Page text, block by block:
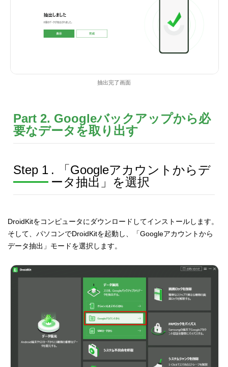
抽出完了画面
Part 2. Googleバックアップから必
要なデータを取り出す
Step 1 . 「Googleアカウントからデ
ータ抽出」を選択
DroidKitをコンピュータにダウンロードしてインストールします。
そして、パソコンでDroidKitを起動し、「Googleアカウントから
データ抽出」モードを選択します。